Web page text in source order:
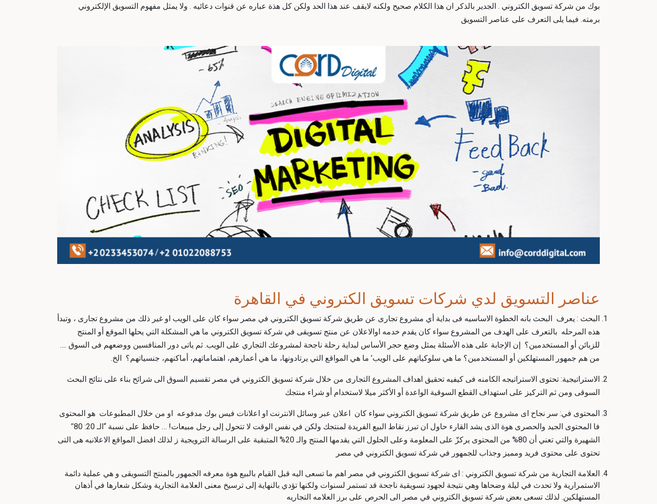
بوك من شركة تسويق الكتروني . الجدير بالذكر ان هذا الكلام صحيح ولكنه لايقف عند هذا الحد ولكن كل هذة عباره عن قنوات دعائيه . ولا يمثل مفهوم التسويق الإلكتروني
برمته. فيما يلى التعرف على عناصر التسويق
عناصر التسويق لدي شركات تسويق الكتروني في القاهرة
البحث : يعرف البحث بانه الخطوة الاساسيه فى بداية أي مشروع تجارى عن طريق شركة تسويق الكتروني في مصر سواء كان على الويب او غير ذلك من مشروع تجارى ، وتبدأ
هذه المرحله بالتعرف على الهدف من المشروع سواء كان يقدم خدمه اوالاعلان عن منتج تسويقى في شركة تسويق الكتروني ما هي المشكلة التي يحلها الموقع أو المنتج
للزبائن أو المستخدمين؟ إن الإجابة على هذه الأسئلة يمثل وضع حجر الأساس لبداية رحلة ناجحة لمشروعك التجاري على الويب. ثم ياتى دور المنافسين ووضعهم فى السوق .…
من هم جمهور المستهلكين أو المستخدمين؟ ما هي سلوكياتهم على الويب’ ما هي المواقع التي يرتادونها، ما هي أعمارهم، اهتماماتهم، أماكنهم، جنسياتهم؟ الخ.
الاستراتيجية: تحتوى الاستراتيجه الكامنه فى كيفيه تحقيق اهداف المشروع التجارى من خلال شركة تسويق الكتروني في مصر تقسيم السوق الى شرائح بناء على نتائج البحث
السوقى ومن ثم التركيز على استهداف القطع السوقية الواعدة أو الأكثر ميلا لاستخدام أو شراء منتجك
المحتوى في: سر نجاح اى مشروع عن طريق شركة تسويق الكتروني سواء كان اعلان عبر وسائل الانترنت او اعلانات فيس بوك مدفوعه او من خلال المطبوعات هو المحتوى
فا المحتوى الجيد والحصرى هوة الذى يشد القارء حاول ان تبرز نقاط البيع الفريدة لمنتجك ولكن في نفس الوقت لا تتحول إلى رجل مبيعات! … حافظ على نسبة “الـ 20: 80″
الشهيرة والتي تعني أن 80% من المحتوى يركزّ على المعلومة وعلى الحلول التي يقدمها المنتج والـ 20% المتبقية على الرسالة الترويجية ز لذلك افضل المواقع الاعلانيه هى التى
تحتوى على محتوى فريد ومميز وجذاب للجمهور في شركة تسويق الكتروني في مصر
العلامة التجارية من شركة تسويق الكتروني : اى شركة تسويق الكتروني في مصر اهم ما تسعى اليه قبل القيام بالبيع هوة معرفه الجمهور بالمنتج التسويقى و هي عملية دائمة
الاستمرارية ولا تحدث في ليلة وضحاها وهي نتيجة لجهود تسويقية ناجحة قد تستمر لسنوات ولكنها تؤدي بالنهاية إلى ترسيخ معنى العلامة التجارية وشكل شعارها في أذهان
المستهلكين. لذلك تسعى بعض شركة تسويق الكتروني في مصر الى الحرص على برز العلامه التجاريه